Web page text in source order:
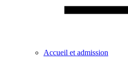
Accueil et admission